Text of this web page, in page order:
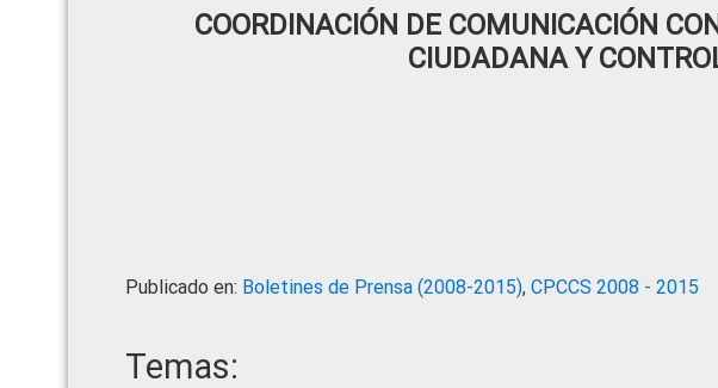
COORDINACIÓN DE COMUNICACIÓN
CIUDADANA Y
Publicado en: Boletines de Prensa (2008-2015), CPCCS 2008 - 2015
Temas: